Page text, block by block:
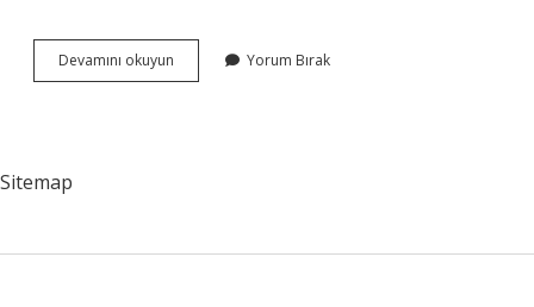
Devamını okuyun
Bankası
Yorum Bırak
Sitemap